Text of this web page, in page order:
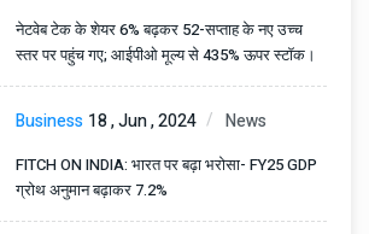
नेटवेब टेक के शेयर 6% बढ़कर 52-सप्ताह के नए उच्च
स्तर पर पहुंच गए; आईपीओ मूल्य से 435% ऊपर स्टॉक।
Business 18 , Jun , 2024 News
FITCH ON INDIA: भारत पर बढ़ा भरोसा- FY25 GDP
ग्रोथ अनुमान बढ़ाकर 7.2%